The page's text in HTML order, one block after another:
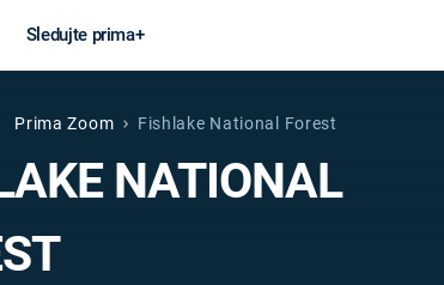
Sledujte prima+
Věda a
technika
Prima Zoom Fishlake National Forest
NATIONAL